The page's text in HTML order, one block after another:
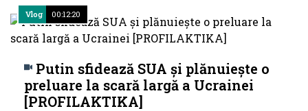
Putin sfidează SUA și plănuiește o
preluare la scară largă a Ucrainei
[PROFILAKTIKA]
Vlog 00:12:20